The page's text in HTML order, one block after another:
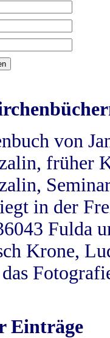
von
früher
in der
Fulda
Krone,
Einträge